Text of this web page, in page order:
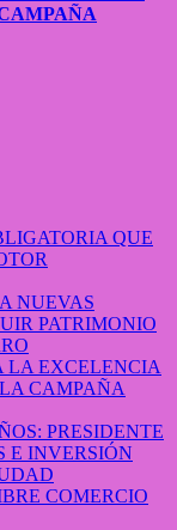
QUE
NUEVAS
PATRIMONIO
LA EXCELENCIA
CAMPAÑA
PRESIDENTE
E INVERSIÓN
COMERCIO